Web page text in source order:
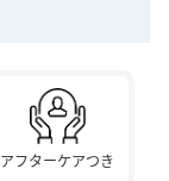
アフターケアつき